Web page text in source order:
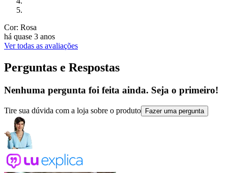
Cor: Rosa
há quase 3 anos
Ver todas as avaliações
Perguntas e Respostas
Nenhuma pergunta foi feita ainda. Seja o primeiro!
Tire sua dúvida com a loja sobre o produto Fazer uma pergunta